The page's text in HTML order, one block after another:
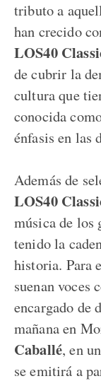
tributo a
han crecido
LOS40
de cubrir la
cultura que
conocida
énfasis en las
Además de
LOS40
música de los
tenido la
historia. Para
suenan voces
encargado de
mañana en
Caballé, en
se emitirá a